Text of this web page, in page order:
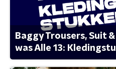
Baggy Trousers, Suit
was Alle 13: